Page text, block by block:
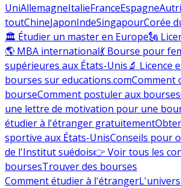
UniAllemagneItalieFranceEspagne
toutChineJaponIndeSingapourCorée
🏛 Étudier un master en Europe🗽
🌎 MBA international💃 Bourse pour
supérieures aux États-Unis🔬 Licence
bourses sur educations.comComment
bourseComment postuler aux bourses
une lettre de motivation pour une
étudier à l'étranger gratuitement
sportive aux États-UnisConseils pour
de l'Institut suédois👉 Voir tous les
boursesTrouver des bourses
Comment étudier à l'étranger